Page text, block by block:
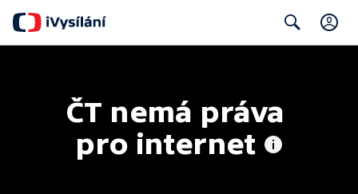
ČT nemá práva
pro internet